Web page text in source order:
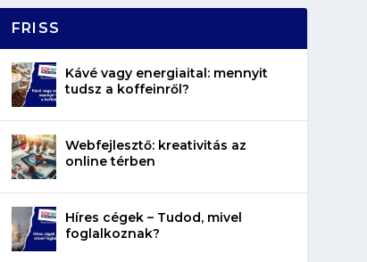
FRISS
Kávé vagy energiaital: mennyit
tudsz a koffeinről?
Webfejlesztő: kreativitás az
online térben
Híres cégek – Tudod, mivel
foglalkoznak?